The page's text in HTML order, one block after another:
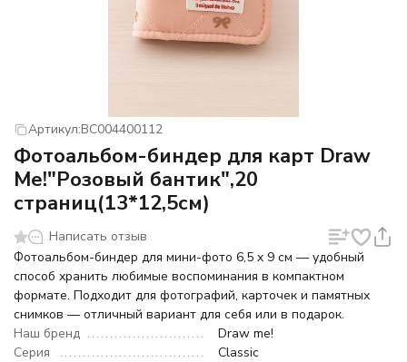
Артикул:BC004400112
Фотоальбом-биндер для карт Draw
Me!"Розовый бантик",20
страниц(13*12,5см)
Написать отзыв
Фотоальбом-биндер для мини-фото 6,5 x 9 см — удобный
способ хранить любимые воспоминания в компактном
формате. Подходит для фотографий, карточек и памятных
снимков — отличный вариант для себя или в подарок.
Наш бренд
Draw me!
Серия
Classic